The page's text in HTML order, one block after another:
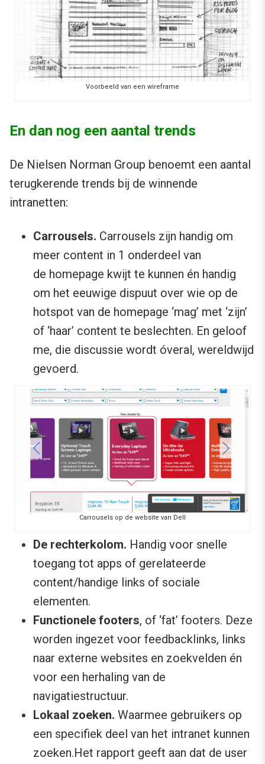
Voorbeeld van een wireframe
En dan nog een aantal trends
De Nielsen Norman Group benoemt een aantal
terugkerende trends bij de winnende
intranetten:
Carrousels. Carrousels zijn handig om
meer content in 1 onderdeel van
de homepage kwijt te kunnen én handig
om het eeuwige dispuut over wie op de
hotspot van de homepage ‘mag’ met ‘zijn’
of ‘haar’ content te beslechten. En geloof
me, die discussie wordt óveral, wereldwijd
gevoerd.
Carrousels op de website van Dell
De rechterkolom. Handig voor snelle
toegang tot apps of gerelateerde
content/handige links of sociale
elementen.
Functionele footers, of ‘fat’ footers. Deze
worden ingezet voor feedbacklinks, links
naar externe websites en zoekvelden én
voor een herhaling van de
navigatiestructuur.
Lokaal zoeken. Waarmee gebruikers op
een specifiek deel van het intranet kunnen
zoeken.Het rapport geeft aan dat de user